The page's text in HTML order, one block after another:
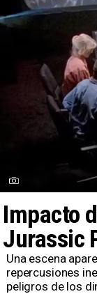
Impacto
Jurassic
Una escena
repercusiones
peligros de los